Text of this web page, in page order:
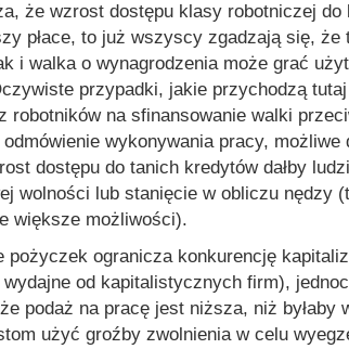
że wzrost dostępu klasy robotniczej
płace, to już wszyscy zgadzają się,
i walka o wynagrodzenia może grać
przypadki, jakie przychodzą
robotników na sfinansowanie walki
wykonywania pracy,
dostępu do tanich kredytów dałby
wolności lub stanięcie w obliczu nędzy
większe możliwości).
pożyczek ogranicza konkurencję
od kapitalistycznych firm),
podaż na pracę jest niższa, niż byłaby
użyć groźby zwolnienia w celu